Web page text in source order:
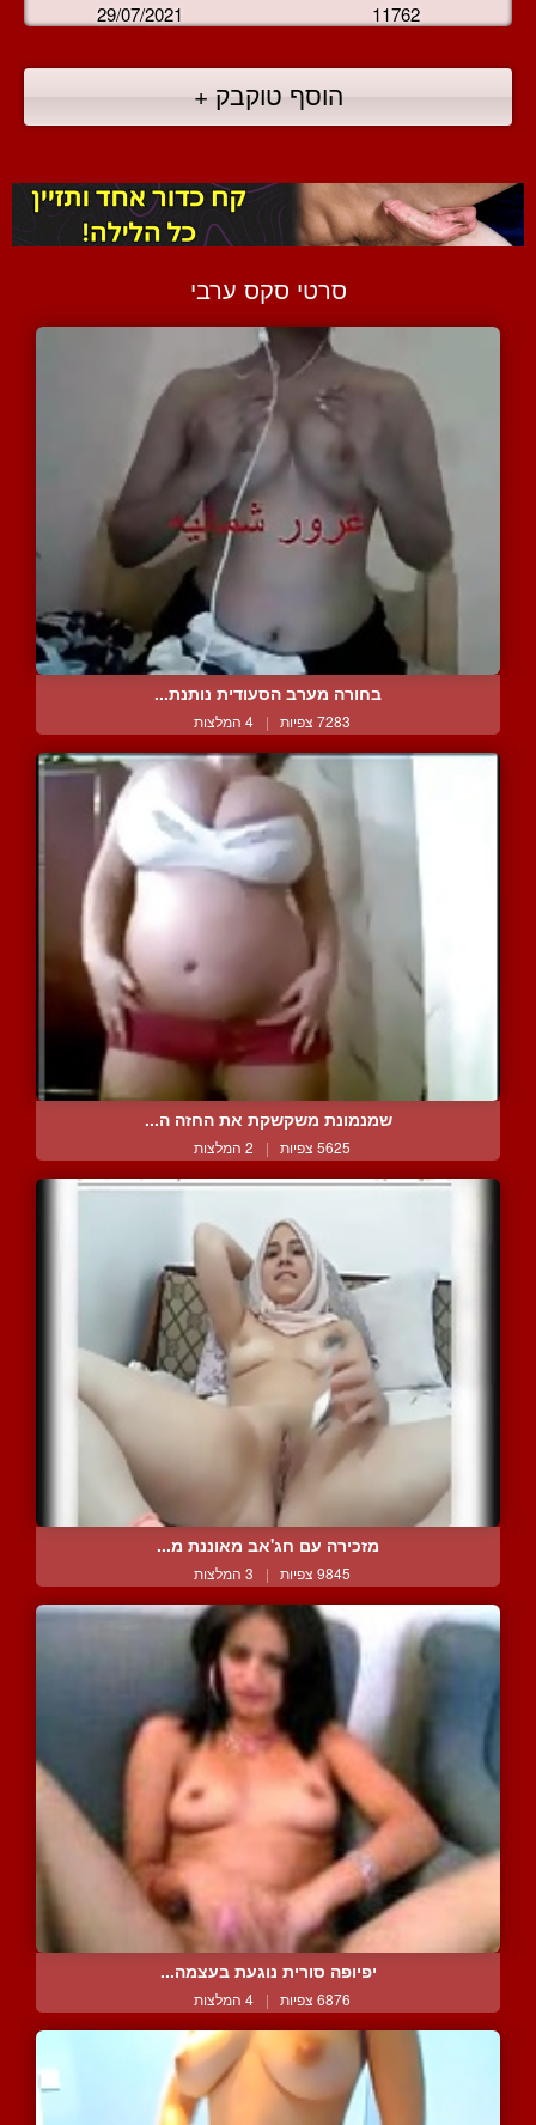
29/07/2021 11762
הוסף טוקבק +
סרטי סקס ערבי
בחורה מערב הסעודית נותנת...
7283 צפיות | 4 המלצות
שמנמונת משקשקת את החזה ה...
5625 צפיות | 2 המלצות
מזכירה עם חג'אב מאוננת מ...
9845 צפיות | 3 המלצות
יפיופה סורית נוגעת בעצמה...
6876 צפיות | 4 המלצות